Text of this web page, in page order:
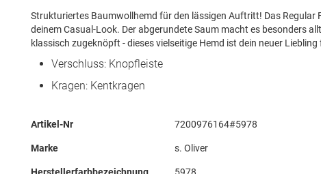
Strukturiertes Baumwollhemd für den lässigen Auftritt! Das
deinem Casual-Look. Der abgerundete Saum macht es besonders
klassisch zugeknöpft - dieses vielseitige Hemd ist dein neuer Liebling
Verschluss: Knopfleiste
Kragen: Kentkragen
Mehr
Artikel-Nr 7200976164#5978
Marke s. Oliver